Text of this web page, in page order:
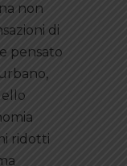
non
di
pensato
ridotti